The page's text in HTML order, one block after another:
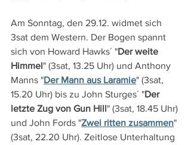
Am Sonntag, den 29.12. widmet sich
3sat dem Western. Der Bogen spannt
sich von Howard Hawks´ "Der weite
Himmel" (3sat, 13.25 Uhr) und Anthony
Manns "Der Mann aus Laramie" (3sat,
15.20 Uhr) bis zu John Sturges´ "Der
letzte Zug von Gun Hill" (3sat, 18.45 Uhr)
und John Fords "Zwei ritten zusammen"
(3sat, 22.20 Uhr). Zeitlose Unterhaltung